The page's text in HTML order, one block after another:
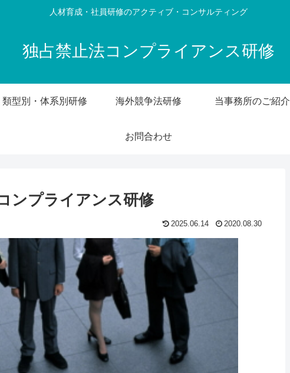
人材育成・社員研修のアクティブ・コンサルティング
独占禁止法コンプライアンス研修
類型別・体系別研修 海外競争法研修 当事務所のご紹介
お問合わせ
ンプライアンス研修
2025.06.14 2020.08.30